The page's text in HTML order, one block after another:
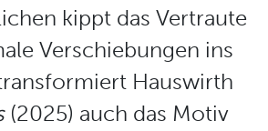
kippt das Vertraute
Verschiebungen ins
Hauswirth
(2025) auch das Motiv